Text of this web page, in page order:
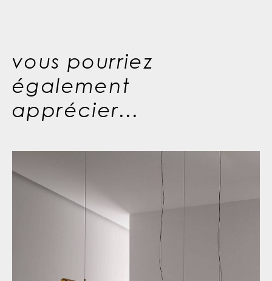
vous pourriez
également
apprécier...